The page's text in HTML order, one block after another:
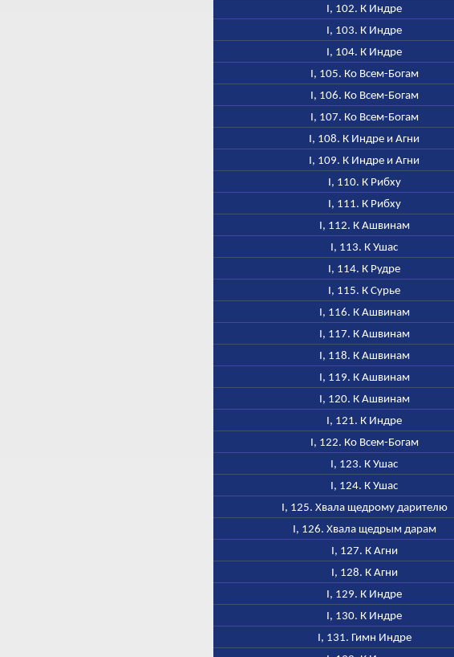
I, 102. К Индре
I, 103. К Индре
I, 104. К Индре
I, 105. Ко Всем-Богам
I, 106. Ко Всем-Богам
I, 107. Ко Всем-Богам
I, 108. К Индре и Агни
I, 109. К Индре и Агни
I, 110. К Рибху
I, 111. К Рибху
I, 112. К Ашвинам
I, 113. К Ушас
I, 114. К Рудре
I, 115. К Сурье
I, 116. К Ашвинам
I, 117. К Ашвинам
I, 118. К Ашвинам
I, 119. К Ашвинам
I, 120. К Ашвинам
I, 121. К Индре
I, 122. Ко Всем-Богам
I, 123. К Ушас
I, 124. К Ушас
I, 125. Хвала щедрому дарителю
I, 126. Хвала щедрым дарам
I, 127. К Агни
I, 128. К Агни
I, 129. К Индре
I, 130. К Индре
I, 131. Гимн Индре